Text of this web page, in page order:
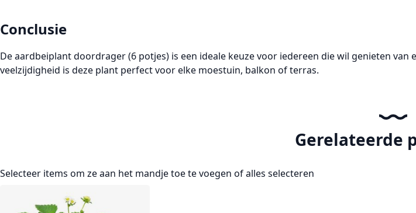
Conclusie
De aardbeiplant doordrager (6 potjes) is een ideale keuze voor iedereen die wil genieten
veelzijdigheid is deze plant perfect voor elke moestuin, balkon of terras.
Gerelateerde
Selecteer items om ze aan het mandje toe te voegen ofalles selecteren